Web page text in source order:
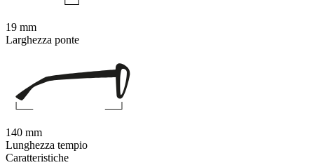
Caratteristiche
19 mm
Larghezza ponte
140 mm
Lunghezza tempio